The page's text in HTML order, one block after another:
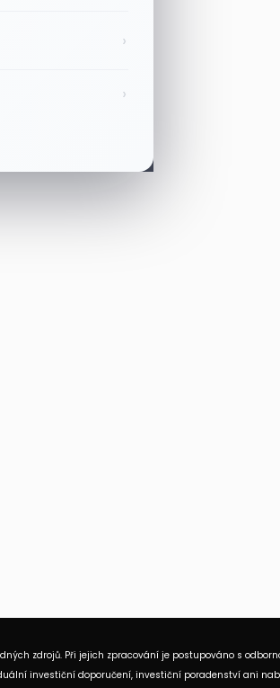
›
›
zdrojů. Při jejich zpracování je postupováno s
investiční doporučení, investiční poradenství ani